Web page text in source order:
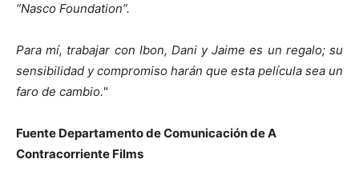
“Nasco Foundation”.
Para mí, trabajar con Ibon, Dani y Jaime es un regalo; su
sensibilidad y compromiso harán que esta película sea un
faro de cambio."
Fuente Departamento de Comunicación de A
Contracorriente Films